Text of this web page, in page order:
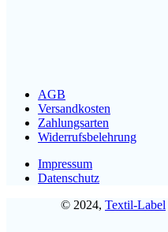
AGB
Versandkosten
Zahlungsarten
Widerrufsbelehrung
Impressum
Datenschutz
© 2024, Textil-Label